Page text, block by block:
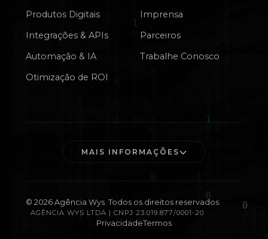
Produtos Digitais
Integrações & APIs
Automação & IA
Otimização de ROI
Imprensa
Parceiros
Trabalhe Conosco
MAIS INFORMAÇÕES
© 2026Agência Wys. Todos os direitos reservados.
AGÊNCIA WYS LTDA | CNPJ 23.019.877/0001-20
PrivacidadeTermos